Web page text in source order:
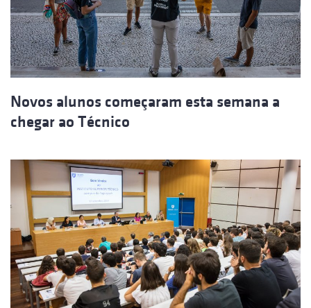
Novos alunos começaram esta semana a
chegar ao Técnico